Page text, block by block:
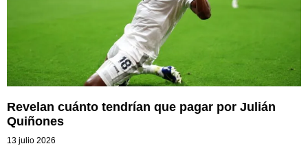
Revelan cuánto tendrían que pagar por Julián
Quiñones
13 julio 2026